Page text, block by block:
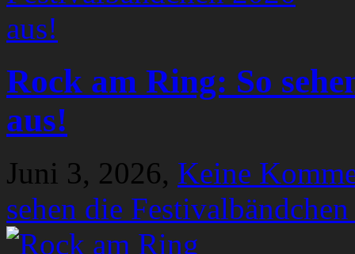
Rock am Ring: So
aus!
Juni 3, 2026, Keine
sehen die